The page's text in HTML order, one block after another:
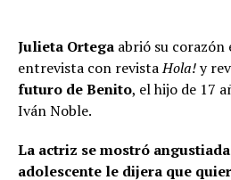
Julieta Ortega abrió su
entrevista con revistaHola!y
futuro de Benito, el hijo de 17
Iván Noble.
La actriz se mostró
adolescente le dijera que